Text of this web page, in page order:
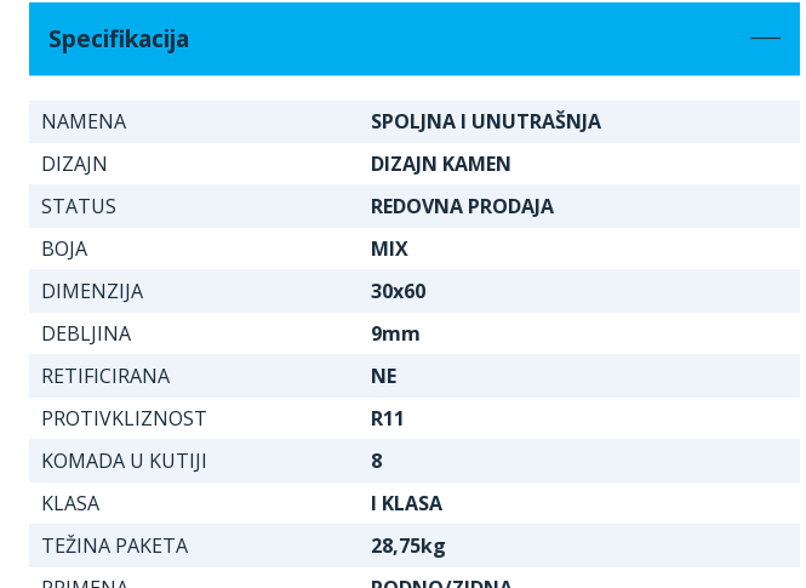
Specifikacija
NAMENA
SPOLJNA I UNUTRAŠNJA
DIZAJN
DIZAJN KAMEN
STATUS
REDOVNA PRODAJA
BOJA
MIX
DIMENZIJA
30x60
DEBLJINA
9mm
RETIFICIRANA
NE
PROTIVKLIZNOST
R11
KOMADA U KUTIJI
8
KLASA
I KLASA
TEŽINA PAKETA
28,75kg